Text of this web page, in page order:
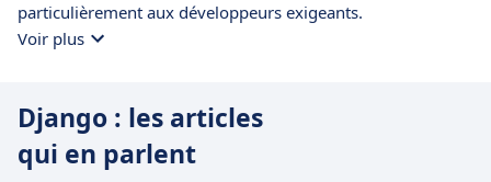
particulièrement aux développeurs exigeants.
Voir plus
Django : les articles
qui en parlent